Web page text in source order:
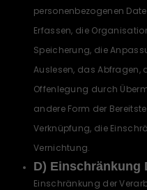
personenbezogenen
Erfassen, die
Speicherung, die
Auslesen, das Abfragen,
Offenlegung durch
andere Form der
Verknüpfung, die
Vernichtung.
D) Einschränkung
Einschränkung der